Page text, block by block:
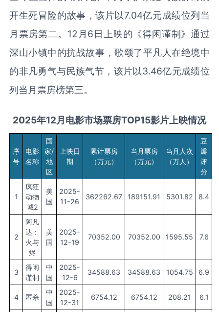
开生死冒险的故事，该片以7.04亿元成绩位列当
月票房第二。12月6日上映的《得闲谨制》通过
深山小镇中的抗战故事，歌颂了平凡人在绝境中
的非凡勇气与民族气节，该片以3.46亿元成绩位
列当月票房榜第三。
2025年12月电影市场票房TOP15影片上映情况
序
号
电影
名称
国
家/
地
区
上映日
期
累计票房
（万元）
当月票房
（万元）
当月人次
（万人）
豆
瓣
评
分
1
疯狂
动物
城2
美
国
2025-
11-26
362262.67 189151.91 5301.82 8.4
2
阿凡
达：
火与
烬
美
国
2025-
12-19
70352.00 70352.00 1595.55 7.6
3
得闲
谨制
中
国
2025-
12-6
34588.63 34588.63 1054.75 6.9
4 匿杀
中
国
2025-
12-31
6754.12 6754.12 208.21 6.1